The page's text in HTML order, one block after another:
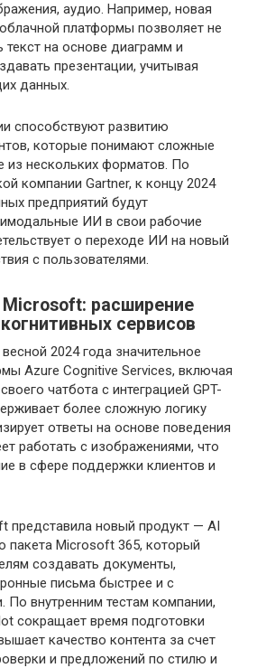
аудио. Например, новая
платформы позволяет не
текст на основе диаграмм и
презентации, учитывая
данных.
способствуют развитию
которые понимают сложные
из нескольких форматов. По
компании Gartner, к концу 2024
предприятий будут
ИИ в свои рабочие
о переходе ИИ на новый
с пользователями.
расширение
сервисов
2024 года значительное
Azure Cognitive Services, включая
чатбота с интеграцией GPT-
более сложную логику
ответы на основе поведения
работать с изображениями, что
в сфере поддержки клиентов и
представила новый продукт — AI
пакета Microsoft 365, который
создавать документы,
письма быстрее и с
внутренним тестам компании,
сокращает время подготовки
качество контента за счет
и предложений по стилю и